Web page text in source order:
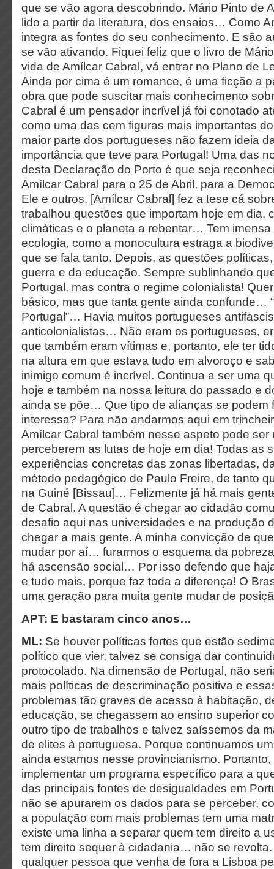
que se vão agora descobrindo. Mário Pinto de
lido a partir da literatura, dos ensaios… Como
integra as fontes do seu conhecimento. E são
se vão ativando. Fiquei feliz que o livro de
vida de Amílcar Cabral, vá entrar no Plano de
Ainda por cima é um romance, é uma ficção a
obra que pode suscitar mais conhecimento
Cabral é um pensador incrível já foi conotado
como uma das cem figuras mais importantes
maior parte dos portugueses não fazem ideia
importância que teve para Portugal! Uma das
desta Declaração do Porto é que seja
Amílcar Cabral para o 25 de Abril, para a
Ele e outros. [Amílcar Cabral] fez a tese cá
trabalhou questões que importam hoje em dia,
climáticas e o planeta a rebentar… Tem
ecologia, como a monocultura estraga a
que se fala tanto. Depois, as questões
guerra e da educação. Sempre sublinhando
Portugal, mas contra o regime colonialista!
básico, mas que tanta gente ainda confunde…
Portugal”… Havia muitos portugueses
anticolonialistas… Não eram os portugueses,
que também eram vítimas e, portanto, ele ter
na altura em que estava tudo em alvoroço e
inimigo comum é incrível. Continua a ser uma
hoje e também na nossa leitura do passado e
ainda se põe… Que tipo de alianças se
interessa? Para não andarmos aqui em
Amílcar Cabral também nesse aspeto pode ser
perceberem as lutas de hoje em dia! Todas as
experiências concretas das zonas libertadas,
método pedagógico de Paulo Freire, de tanto
na Guiné [Bissau]… Felizmente já há mais
de Cabral. A questão é chegar ao cidadão
desafio aqui nas universidades e na produção
chegar a mais gente. A minha convicção de
mudar por aí… furarmos o esquema da
há ascensão social… Por isso defendo que
e tudo mais, porque faz toda a diferença! O
uma geração para muita gente mudar de
APT: E bastaram cinco anos…
ML: Se houver políticas fortes que estão
político que vier, talvez se consiga dar
protocolado. Na dimensão de Portugal, não
mais políticas de descriminação positiva e
problemas tão graves de acesso à habitação,
educação, se chegassem ao ensino superior
outro tipo de trabalhos e talvez saíssemos da
de elites à portuguesa. Porque continuamos
ainda estamos nesse provincianismo.
implementar um programa específico para a
das principais fontes de desigualdades em
não se apurarem os dados para se perceber,
a população com mais problemas tem uma
existe uma linha a separar quem tem direito a
tem direito sequer à cidadania… não se
qualquer pessoa que venha de fora a Lisboa